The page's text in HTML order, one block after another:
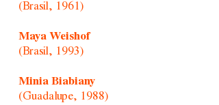
(Brasil, 1961)
Maya Weishof
(Brasil, 1993)
Minia Biabiany
(Guadalupe, 1988)